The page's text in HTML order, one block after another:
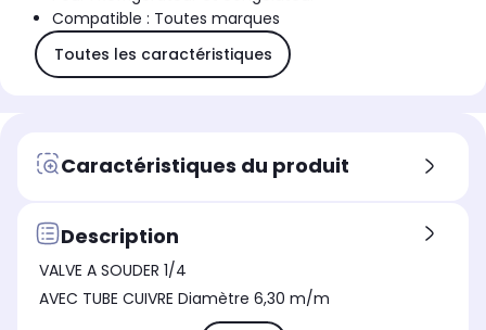
Compatible : Toutes marques
Toutes les caractéristiques
Caractéristiques du produit
Description
VALVE A SOUDER 1/4
AVEC TUBE CUIVRE Diamètre 6,30 m/m